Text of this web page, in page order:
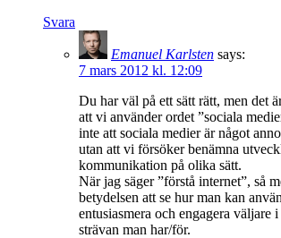
Svara
Emanuel Karlsten says:
7 mars 2012 kl. 12:09
Du har väl på ett sätt rätt, men det
att vi använder ordet ”sociala
inte att sociala medier är något
utan att vi försöker benämna
kommunikation på olika sätt.
När jag säger ”förstå internet”, så
betydelsen att se hur man kan
entusiasmera och engagera väljare
strävan man har/för.